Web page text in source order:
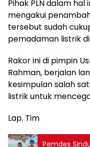
Pihak PLN dalam hal
mengakui
tersebut sudah
pemadaman listrik
Rakor ini di pimpin
Rahman, berjalan
kesimpulan salah
listrik untuk
Lap. Tim
Pemdes